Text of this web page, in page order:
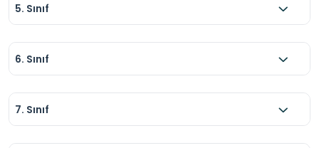
5. Sınıf
6. Sınıf
7. Sınıf